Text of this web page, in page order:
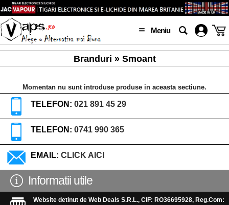
Meniu
Branduri » Smoant
Momentan nu sunt introduse produse in aceasta sectiune.
TELEFON: 021 891 45 29
TELEFON: 0741 990 365
EMAIL: CLICK AICI
Informatii utile
Website detinut de Web Deals S.R.L., CIF: RO36695928, Reg.Com: